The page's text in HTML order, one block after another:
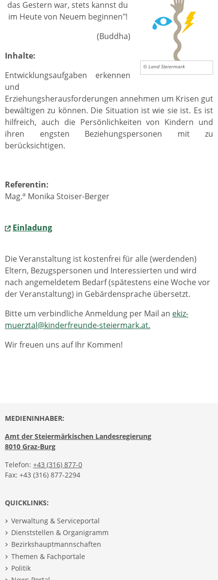
© Land Steiermark
das Gestern war, stets kannst du
im Heute von Neuem beginnen"!
(Buddha)
Inhalte:
Entwicklungsaufgaben erkennen
und
Erziehungsherausforderungen annehmen um Krisen gut
bewältigen zu können. Die Situation ist wie sie ist. Es ist
hilfreich, auch die Persönlichkeiten von Kindern und
ihren engsten Beziehungspersonen mit zu
berücksichtigen.
Referentin:
Mag.a Monika Stoiser-Berger
Einladung
Die Veranstaltung ist kostenfrei für alle (werdenden)
Eltern, Bezugspersonen und Interessierten und wird
nach angemeldetem Bedarf (spätestens eine Woche vor
der Veranstaltung) in Gebärdensprache übersetzt.
Bitte um verbindliche Anmeldung per Mail an ekiz-
muerztal@kinderfreunde-steiermark.at.
Wir freuen uns auf Ihr Kommen!
MEDIENINHABER:
Amt der Steiermärkischen Landesregierung
8010 Graz-Burg
Telefon: +43 (316) 877-0
Fax: +43 (316) 877-2294
QUICKLINKS:
Verwaltung & Serviceportal
Dienststellen & Organigramm
Bezirkshauptmannschaften
Themen & Fachportale
Politik